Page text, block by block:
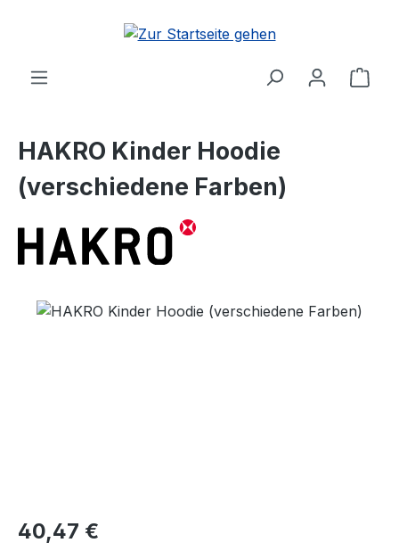
Zum Hauptinhalt springen
HAKRO Kinder Hoodie
(verschiedene Farben)
Bildergalerie überspringen
Regulärer Preis:
40,47 €